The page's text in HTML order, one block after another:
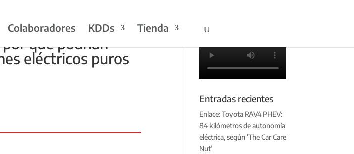
Colaboradores KDDs Tienda
por qué podrían
eléctricos puros
Entradas recientes
Enlace: Toyota RAV4 PHEV:
84 kilómetros de autonomía
eléctrica, según ‘The Car Care
Nut’